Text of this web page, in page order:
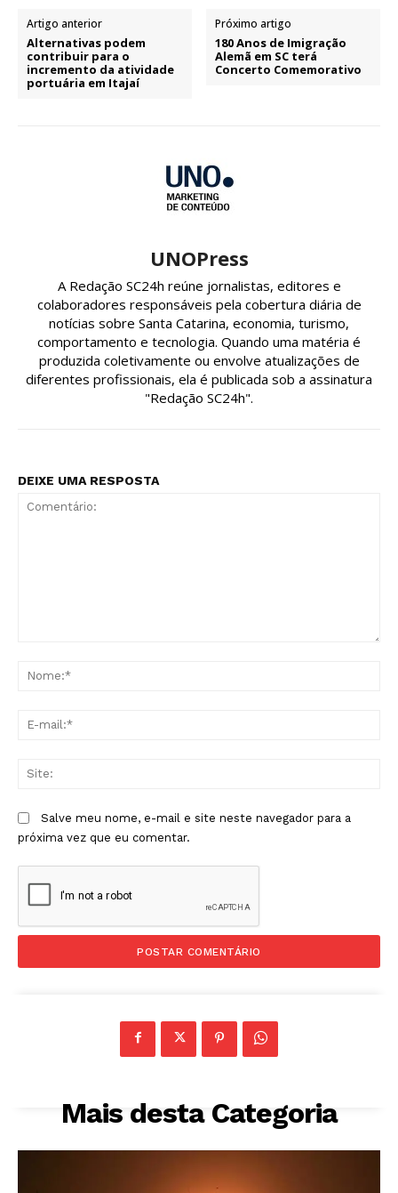
Artigo anterior
Alternativas podem
contribuir para o
incremento da atividade
portuária em Itajaí
Próximo artigo
180 Anos de Imigração
Alemã em SC terá
Concerto Comemorativo
UNOPress
A Redação SC24h reúne jornalistas, editores e
colaboradores responsáveis pela cobertura diária de
notícias sobre Santa Catarina, economia, turismo,
comportamento e tecnologia. Quando uma matéria é
produzida coletivamente ou envolve atualizações de
diferentes profissionais, ela é publicada sob a assinatura
"Redação SC24h".
DEIXE UMA RESPOSTA
Salve meu nome, e-mail e site neste navegador para a
próxima vez que eu comentar.
Mais desta Categoria